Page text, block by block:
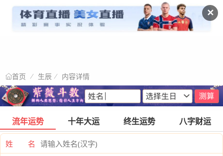
✕
首页 生辰 内容详情
流年运势 十年大运 终生运势 八字财运
姓 名